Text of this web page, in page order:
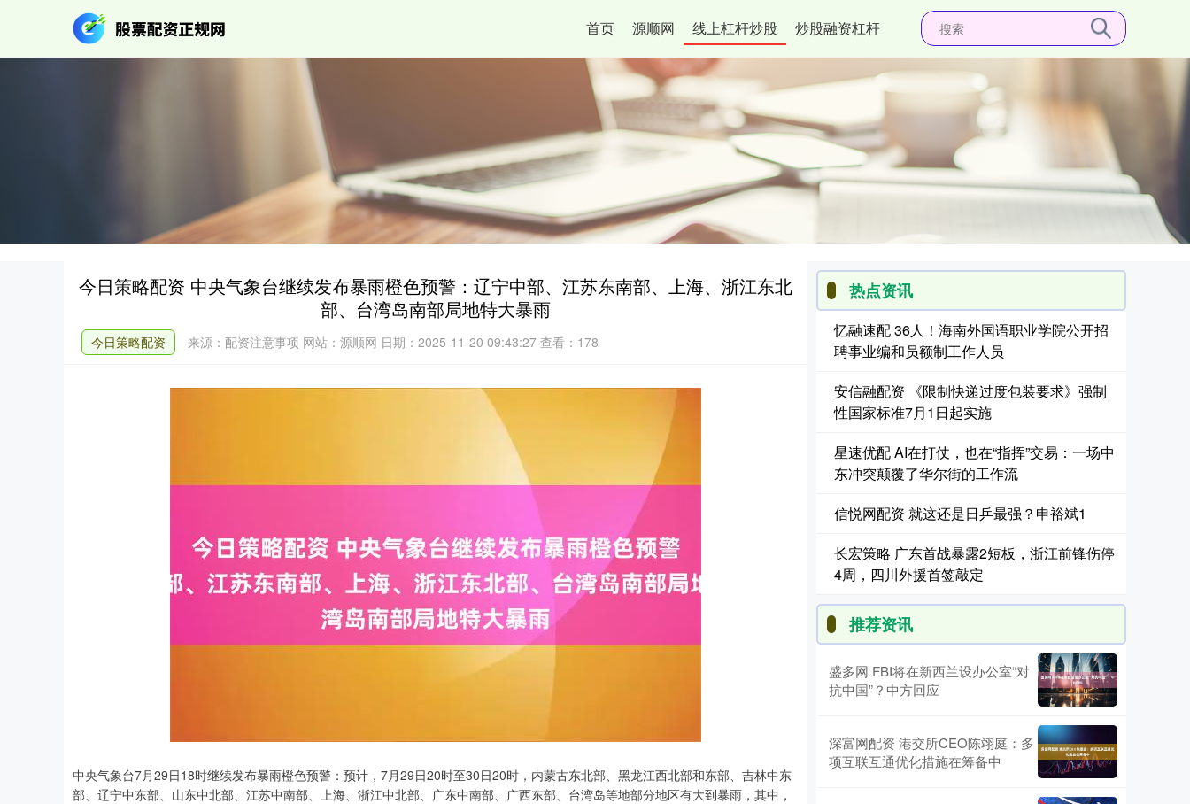
首页 源顺网 线上杠杆炒股 炒股融资杠杆
今日策略配资 中央气象台继续发布暴雨橙色预警：辽宁中部、江苏东南部、上海、浙江东北
部、台湾岛南部局地特大暴雨
今日策略配资 来源：配资注意事项 网站：源顺网 日期：2025-11-20 09:43:27 查看：178
中央气象台7月29日18时继续发布暴雨橙色预警：预计，7月29日20时至30日20时，内蒙古东北部、黑龙江西北部和东部、吉林中东
部、辽宁中东部、山东中北部、江苏中南部、上海、浙江中北部、广东中南部、广西东部、台湾岛等地部分地区有大到暴雨，其中，
热点资讯
忆融速配 36人！海南外国语职业学院公开招
聘事业编和员额制工作人员
安信融配资 《限制快递过度包装要求》强制
性国家标准7月1日起实施
星速优配 AI在打仗，也在“指挥”交易：一场中
东冲突颠覆了华尔街的工作流
信悦网配资 就这还是日乒最强？申裕斌1
长宏策略 广东首战暴露2短板，浙江前锋伤停
4周，四川外援首签敲定
推荐资讯
盛多网 FBI将在新西兰设办公室“对
抗中国”？中方回应
深富网配资 港交所CEO陈翊庭：多
项互联互通优化措施在筹备中